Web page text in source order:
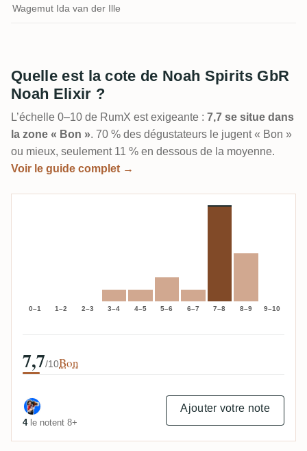
Wagemut Ida van der Ille
Quelle est la cote de Noah Spirits GbR
Noah Elixir ?
L’échelle 0–10 de RumX est exigeante : 7,7 se situe dans
la zone « Bon ». 70 % des dégustateurs le jugent « Bon »
ou mieux, seulement 11 % en dessous de la moyenne.
Voir le guide complet →
0–1 1–2 2–3 3–4 4–5 5–6 6–7 7–8 8–9 9–10
7,7/10Bon
4le notent 8+
Ajouter votre note